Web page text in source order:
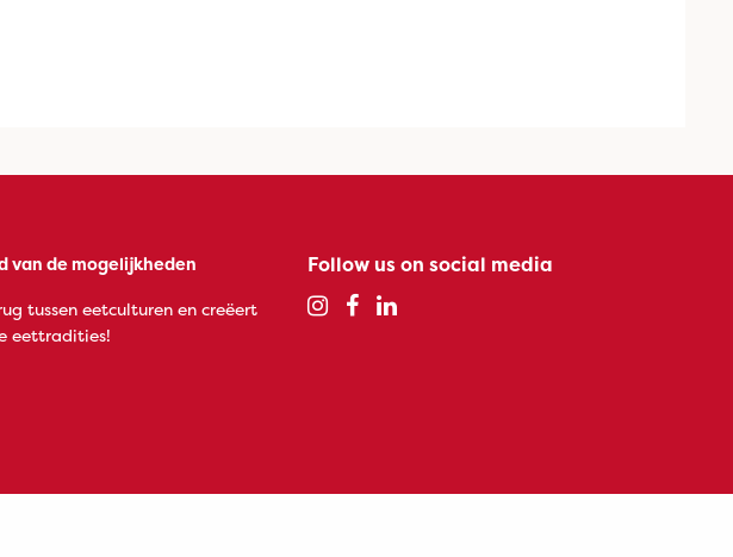
van de mogelijkheden
tussen eetculturen en creëert
eettradities!
Follow us on social media